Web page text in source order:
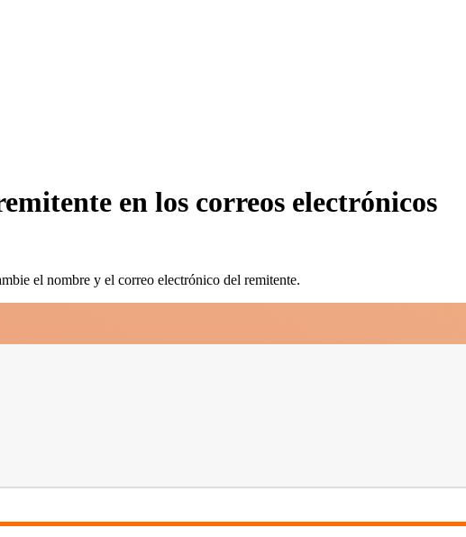
en los correos electrónicos
el nombre y el correo electrónico del remitente.